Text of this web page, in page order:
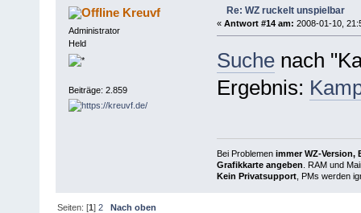
Kreuvf
Administrator
Held
Beiträge: 2.859
Re: WZ ruckelt unspielbar
« Antwort #14 am: 2008-01-10,
Suchenach
Ergebnis:
Bei Problemen immer WZ-Version,
Grafikkarte angeben . RAM und
Kein Privatsupport, PMs werden
Seiten: [1]2 Nach oben